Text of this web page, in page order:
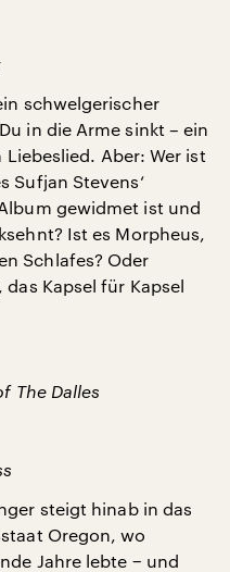
schwelgerischer
in die Arme sinkt – ein
Liebeslied. Aber: Wer ist
Sufjan Stevens‘
gewidmet ist und
Ist es Morpheus,
Schlafes? Oder
Kapsel für Kapsel
The Dalles
steigt hinab in das
Oregon, wo
Jahre lebte − und